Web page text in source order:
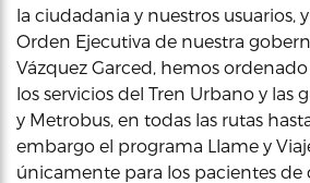
la ciudadania y nuestros usuarios,
Orden Ejecutiva de nuestra
Vázquez Garced, hemos
los servicios del Tren Urbano y las
y Metrobus, en todas las rutas
embargo el programa Llame y
únicamente para los pacientes de